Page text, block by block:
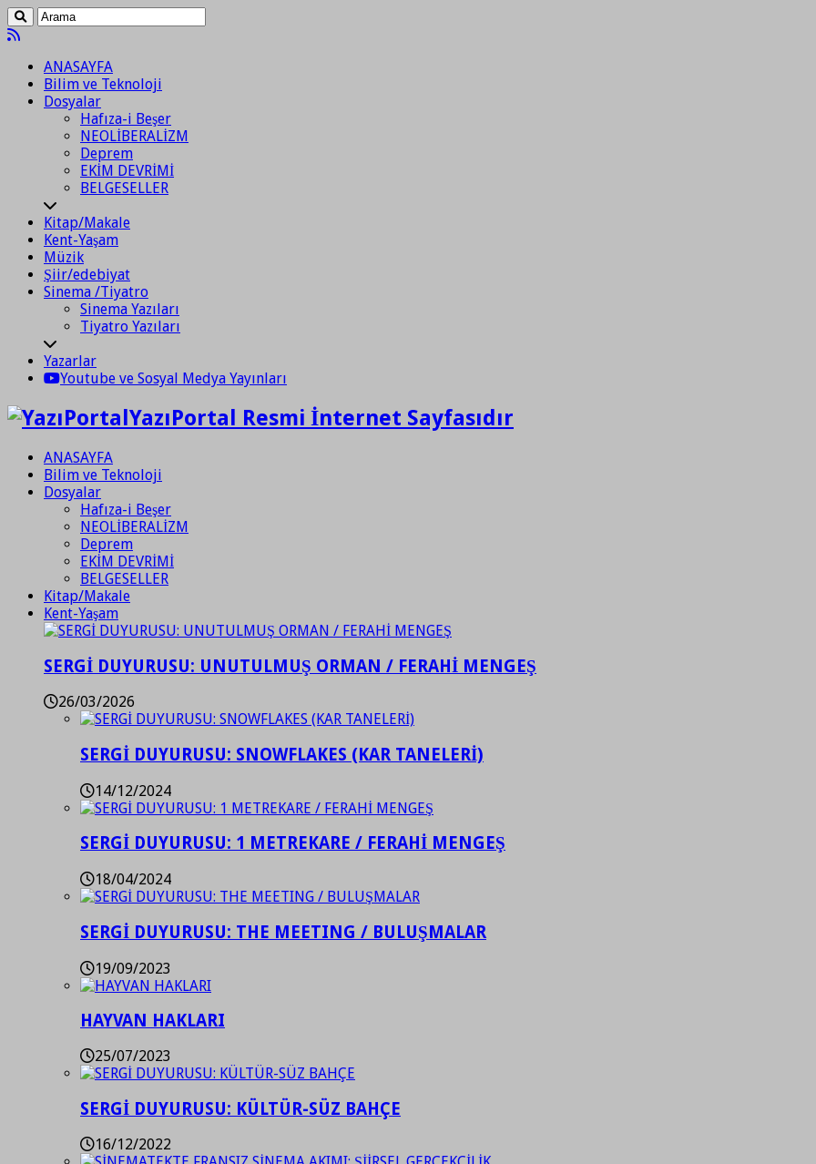
ANASAYFA
Bilim ve Teknoloji
Dosyalar
Hafıza-i Beşer
NEOLİBERALİZM
Deprem
EKİM DEVRİMİ
BELGESELLER
Kitap/Makale
Kent-Yaşam
Müzik
Şiir/edebiyat
Sinema /Tiyatro
Sinema Yazıları
Tiyatro Yazıları
Yazarlar
Youtube ve Sosyal Medya Yayınları
YazıPortal Resmi İnternet Sayfasıdır
ANASAYFA
Bilim ve Teknoloji
Dosyalar
Hafıza-i Beşer
NEOLİBERALİZM
Deprem
EKİM DEVRİMİ
BELGESELLER
Kitap/Makale
Kent-Yaşam
SERGİ DUYURUSU: UNUTULMUŞ ORMAN / FERAHİ MENGEŞ
26/03/2026
SERGİ DUYURUSU: SNOWFLAKES (KAR TANELERİ)
14/12/2024
SERGİ DUYURUSU: 1 METREKARE / FERAHİ MENGEŞ
18/04/2024
SERGİ DUYURUSU: THE MEETING / BULUŞMALAR
19/09/2023
HAYVAN HAKLARI
25/07/2023
SERGİ DUYURUSU: KÜLTÜR-SÜZ BAHÇE
16/12/2022